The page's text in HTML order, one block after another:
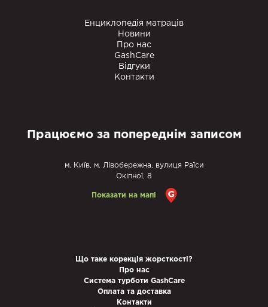
Енциклопедія матраців
Новини
Про нас
GashCare
Відгуки
Контакти
Працюємо за попереднім записом
м. Київ, м. Лівобережна, вулиця Раїси
Окіпної, 8
Показати на мапі
Що таке корекція жорсткості?
Про нас
Система турботи GashCare
Оплата та доставка
Контакти